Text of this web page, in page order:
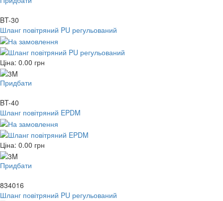
BT-30
Шланг повітряний PU регульований
Ціна: 0.00 грн
Придбати
BT-40
Шланг повітряний EPDM
Ціна: 0.00 грн
Придбати
834016
Шланг повітряний PU регульований